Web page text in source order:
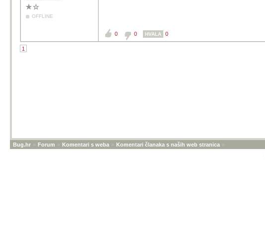
OFFLINE
0 0 HVALA 0
1
Bug.hr » Forum » Komentari s weba » Komentari članaka s naših web stranica »